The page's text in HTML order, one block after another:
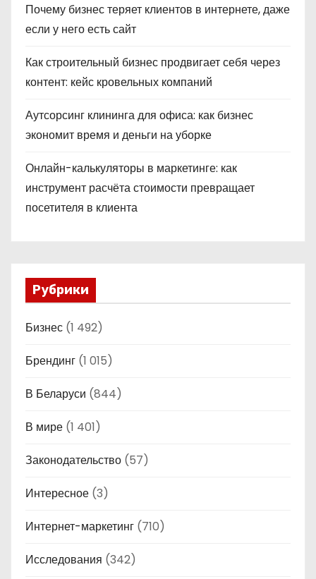
Почему бизнес теряет клиентов в интернете, даже
если у него есть сайт
Как строительный бизнес продвигает себя через
контент: кейс кровельных компаний
Аутсорсинг клининга для офиса: как бизнес
экономит время и деньги на уборке
Онлайн-калькуляторы в маркетинге: как
инструмент расчёта стоимости превращает
посетителя в клиента
Рубрики
Бизнес (1 492)
Брендинг (1 015)
В Беларуси (844)
В мире (1 401)
Законодательство (57)
Интересное (3)
Интернет-маркетинг (710)
Исследования (342)